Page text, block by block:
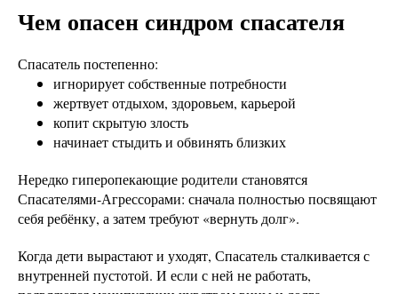
Чем опасен синдром спасателя
Спасатель постепенно:
игнорирует собственные потребности
жертвует отдыхом, здоровьем, карьерой
копит скрытую злость
начинает стыдить и обвинять близких
Нередко гиперопекающие родители становятся
Спасателями-Агрессорами: сначала полностью посвящают
себя ребёнку, а затем требуют «вернуть долг».
Когда дети вырастают и уходят, Спасатель сталкивается с
внутренней пустотой. И если с ней не работать,